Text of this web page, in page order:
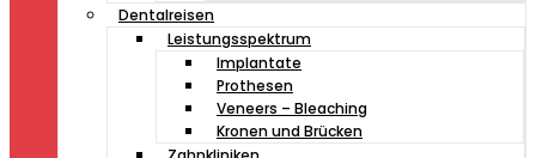
Dentalreisen
Leistungsspektrum
Implantate
Prothesen
Veneers – Bleaching
Kronen und Brücken